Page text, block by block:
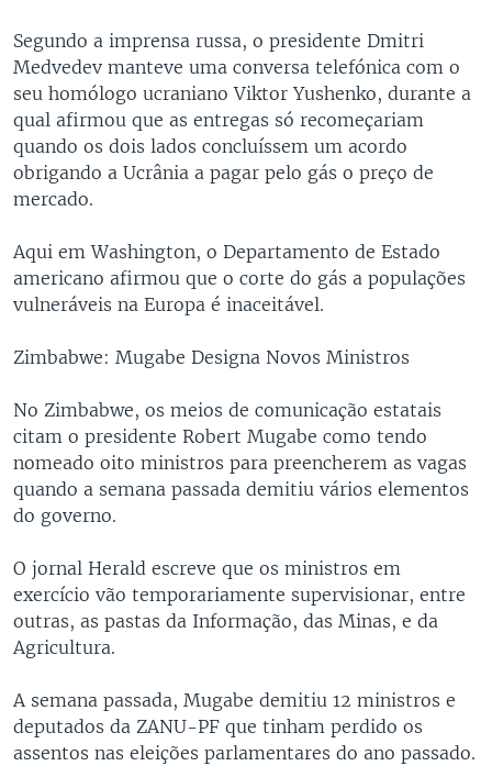
Segundo a imprensa russa, o presidente Dmitri
Medvedev manteve uma conversa telefónica com o
seu homólogo ucraniano Viktor Yushenko, durante a
qual afirmou que as entregas só recomeçariam
quando os dois lados concluíssem um acordo
obrigando a Ucrânia a pagar pelo gás o preço de
mercado.
Aqui em Washington, o Departamento de Estado
americano afirmou que o corte do gás a populações
vulneráveis na Europa é inaceitável.
Zimbabwe: Mugabe Designa Novos Ministros
No Zimbabwe, os meios de comunicação estatais
citam o presidente Robert Mugabe como tendo
nomeado oito ministros para preencherem as vagas
quando a semana passada demitiu vários elementos
do governo.
O jornal Herald escreve que os ministros em
exercício vão temporariamente supervisionar, entre
outras, as pastas da Informação, das Minas, e da
Agricultura.
A semana passada, Mugabe demitiu 12 ministros e
deputados da ZANU-PF que tinham perdido os
assentos nas eleições parlamentares do ano passado.